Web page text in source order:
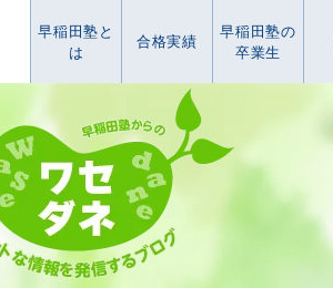
早稲田塾と
は
合格実績
早稲田塾の
卒業生